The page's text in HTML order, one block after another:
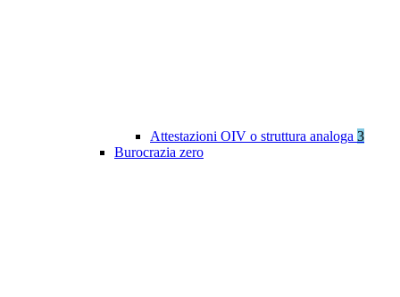
Attestazioni OIV o struttura analoga 3
Burocrazia zero